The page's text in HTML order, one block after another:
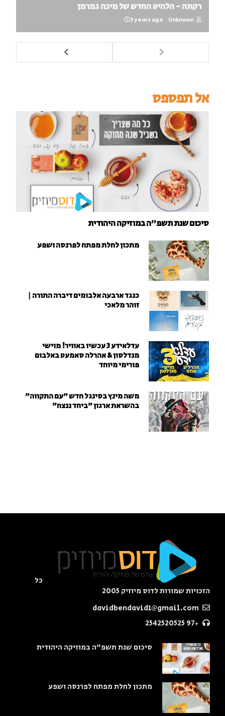
רקתה - הלהיט החדש של מיכה גמרמן
Unknown
3 years ago
אל תפספס
סיכום שנת תשפ"ה במוזיקה היהודית
מתכון לחלת מפתח לפרנסה ושפע
כנגד ארבעה אלבומים דיברה התורה |
זוהר מלאכי
עדלאידע 3 עכשיו באוויר! מוישי
מנדלסון & אהרלה סאמעט באלבום
פורימי מיוחד
משה מינץ בסינגל חדש ״עם התקווה״
בהשראת ארגון "ביחד ננצח"
כל
הזכויות שמורות לדוס מיוזיק 2005
+97 2542520525
סיכום שנת תשפ"ה במוזיקה היהודית
מתכון לחלת מפתח לפרנסה ושפע